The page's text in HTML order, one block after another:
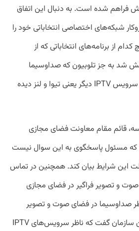
فراهم شده است. به دنبال این اتفاق
شبکه‌های اختصاصی انتخاباتی خود را
کدام از برنامه‌های انتخاباتی که از
شد به جز تلوبیون که صداوسیما
سهامدار آن است نام دو سرویس IPTV دیگر یعنی تیوا و لنز دیده
قائم مقام معاونت فضای مجازی
که مسئول پاسخگوی به این سوال نیست
این شرایط بیان کند. همچنین در تماس
صوت و تصویر فراگیر در فضای مجازی
صداوسیما در فضای صوت و تصویر
فراگیر این سازمان نیز این سازمان گفت که ناظر سرویس‌های IPTV